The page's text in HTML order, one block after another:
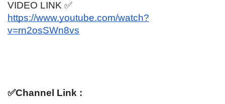
VIDEO LINK ✅
https://www.youtube.com/watch?
v=rn2osSWn8vs
✅Channel Link :